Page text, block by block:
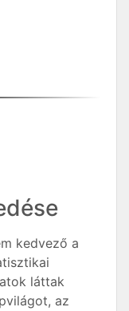
kedvező a
láttak
az